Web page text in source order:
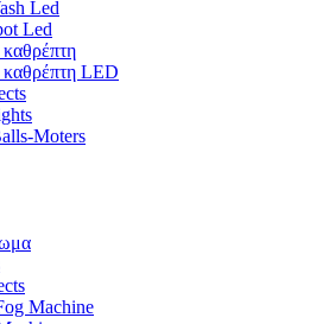
Led
Led
καθρέπτη LED
Moters
Machine